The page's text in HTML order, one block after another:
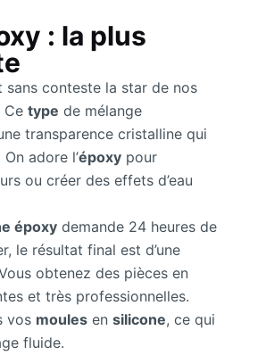
: la plus
sans conteste la star de nos
Ce type de mélange
transparence cristalline qui
adore l’époxy pour
ou créer des effets d’eau
époxy demande 24 heures de
le résultat final est d’une
obtenez des pièces en
et très professionnelles.
vos moules en silicone, ce qui
fluide.